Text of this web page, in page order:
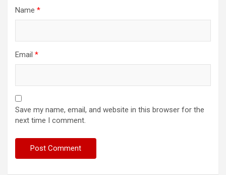
Name *
Email *
Save my name, email, and website in this browser for the
next time I comment.